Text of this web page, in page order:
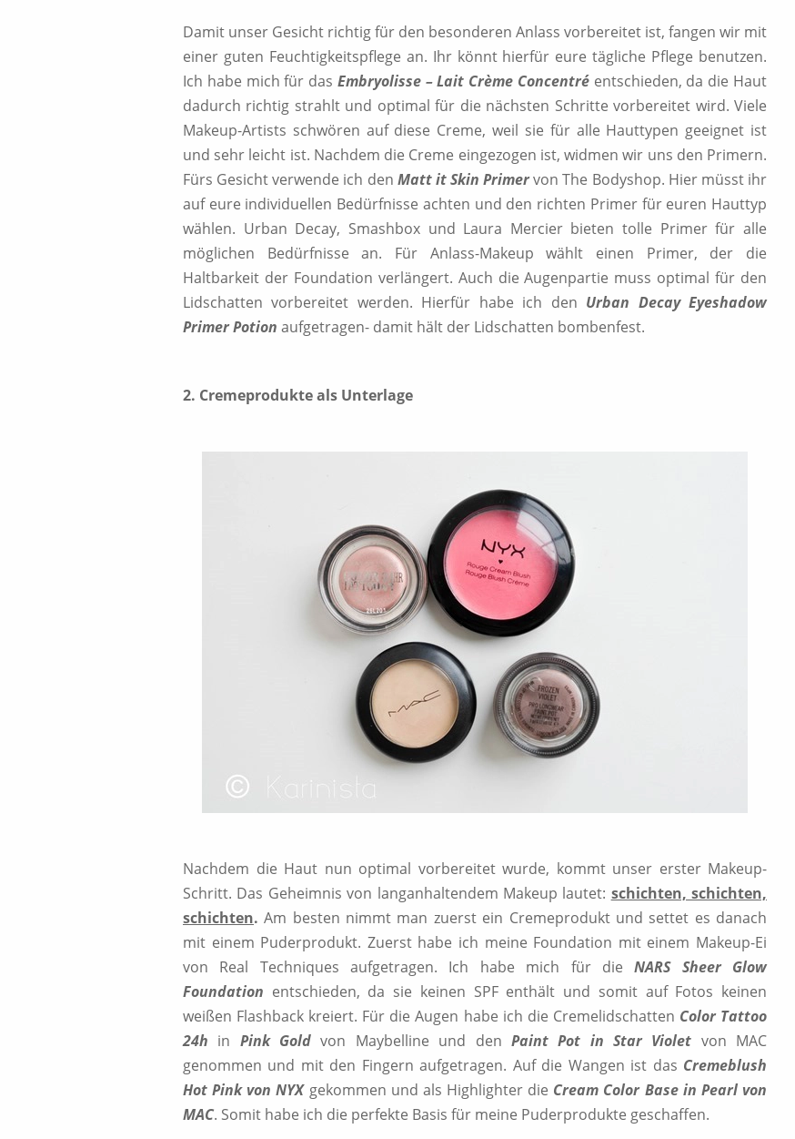
Damit unser Gesicht richtig für den besonderen Anlass vorbereitet ist, fangen wir mit
einer guten Feuchtigkeitspflege an. Ihr könnt hierfür eure tägliche Pflege benutzen.
Ich habe mich für das Embryolisse – Lait Crème Concentréentschieden, da die Haut
dadurch richtig strahlt und optimal für die nächsten Schritte vorbereitet wird. Viele
Makeup-Artists schwören auf diese Creme, weil sie für alle Hauttypen geeignet ist
und sehr leicht ist. Nachdem die Creme eingezogen ist, widmen wir uns den Primern.
Fürs Gesicht verwende ich den Matt it Skin Primervon The Bodyshop. Hier müsst ihr
auf eure individuellen Bedürfnisse achten und den richten Primer für euren Hauttyp
wählen. Urban Decay, Smashbox und Laura Mercier bieten tolle Primer für alle
möglichen Bedürfnisse an. Für Anlass-Makeup wählt einen Primer, der die
Haltbarkeit der Foundation verlängert. Auch die Augenpartie muss optimal für den
Lidschatten vorbereitet werden. Hierfür habe ich den Urban Decay Eyeshadow
Primer Potion aufgetragen- damit hält der Lidschatten bombenfest.
2. Cremeprodukte als Unterlage
Nachdem die Haut nun optimal vorbereitet wurde, kommt unser erster Makeup-
Schritt. Das Geheimnis von langanhaltendem Makeup lautet: schichten, schichten,
schichten. Am besten nimmt man zuerst ein Cremeprodukt und settet es danach
mit einem Puderprodukt. Zuerst habe ich meine Foundation mit einem Makeup-Ei
von Real Techniques aufgetragen. Ich habe mich für dieNARS Sheer Glow
Foundation entschieden, da sie keinen SPF enthält und somit auf Fotos keinen
weißen Flashback kreiert. Für die Augen habe ich die Cremelidschatten Color Tattoo
24h in Pink Gold von Maybelline und den Paint Pot in Star Violet von MAC
genommen und mit den Fingern aufgetragen. Auf die Wangen ist das Cremeblush
Hot Pink von NYXgekommen und als Highlighter die Cream Color Base in Pearl von
MAC. Somit habe ich die perfekte Basis für meine Puderprodukte geschaffen.